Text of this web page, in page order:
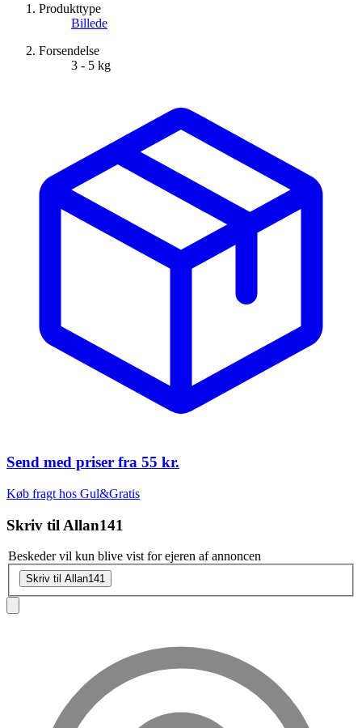
Produkttype
Billede
Forsendelse
3 - 5 kg
Send med priser fra 55 kr.
Køb fragt hos Gul&Gratis
Skriv til Allan141
Beskeder vil kun blive vist for ejeren af annoncen
Skriv til Allan141